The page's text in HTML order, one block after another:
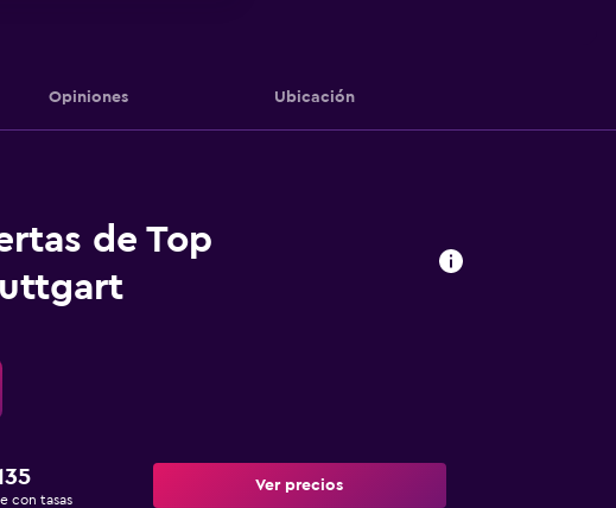
Opiniones Ubicación
de Top
con tasas
Ver precios